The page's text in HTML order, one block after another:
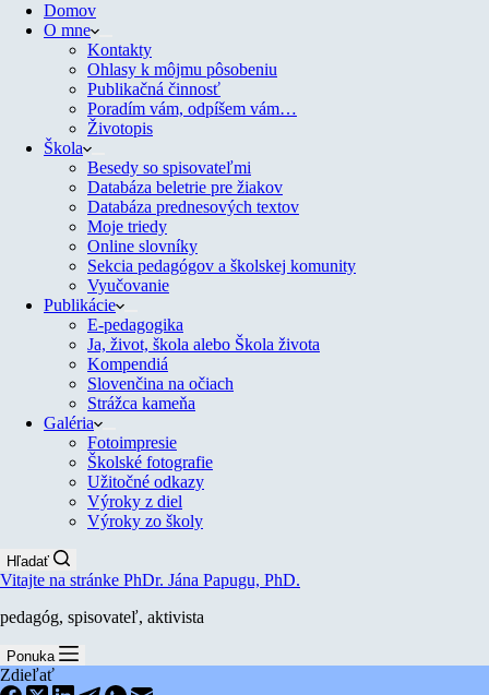
Domov
O mne
Kontakty
Ohlasy k môjmu pôsobeniu
Publikačná činnosť
Poradím vám, odpíšem vám…
Životopis
Škola
Besedy so spisovateľmi
Databáza beletrie pre žiakov
Databáza prednesových textov
Moje triedy
Online slovníky
Sekcia pedagógov a školskej komunity
Vyučovanie
Publikácie
E-pedagogika
Ja, život, škola alebo Škola života
Kompendiá
Slovenčina na očiach
Strážca kameňa
Galéria
Fotoimpresie
Školské fotografie
Užitočné odkazy
Výroky z diel
Výroky zo školy
Hľadať
Vitajte na stránke PhDr. Jána Papugu, PhD.
pedagóg, spisovateľ, aktivista
Ponuka
Zdieľať